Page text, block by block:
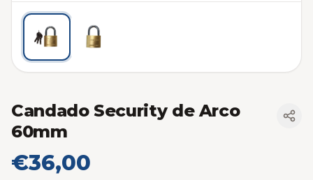
Candado Security de Arco
60mm
€36,00